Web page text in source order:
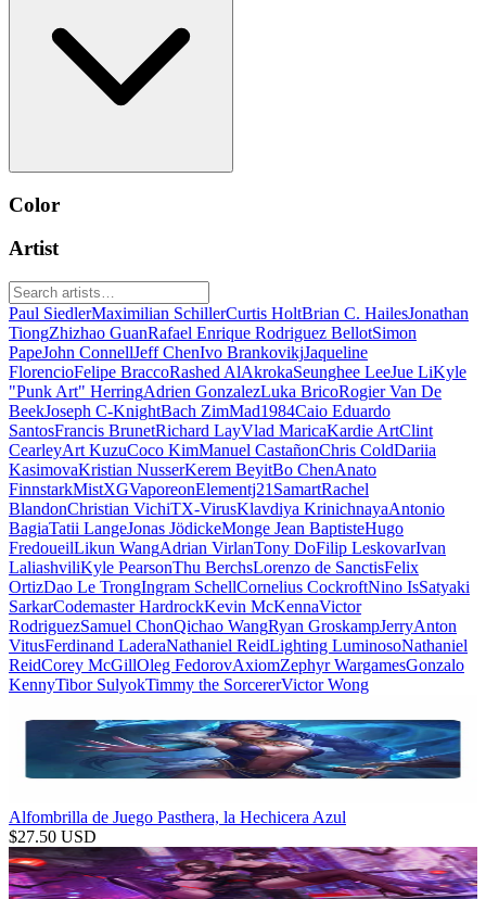
Color
Artist
Paul SiedlerMaximilian SchillerCurtis HoltBrian C. HailesJonathan
TiongZhizhao GuanRafael Enrique Rodriguez BellotSimon
PapeJohn ConnellJeff ChenIvo BrankovikjJaqueline
FlorencioFelipe BraccoRashed AlAkrokaSeunghee LeeJue LiKyle
"Punk Art" HerringAdrien GonzalezLuka BricoRogier Van De
BeekJoseph C-KnightBach ZimMad1984Caio Eduardo
SantosFrancis BrunetRichard LayVlad MaricaKardie ArtClint
CearleyArt KuzuCoco KimManuel CastañonChris ColdDariia
KasimovaKristian NusserKerem BeyitBo ChenAnato
FinnstarkMistXGVaporeonElementj21 SamartRachel
BlandonChristian VichiTX-VirusKlavdiya KrinichnayaAntonio
BagiaTatii LangeJonas JödickeMonge Jean BaptisteHugo
FredoueilLikun WangAdrian VirlanTony DoFilip LeskovarIvan
LaliashviliKyle PearsonThu BerchsLorenzo de SanctisFelix
OrtizDao Le TrongIngram SchellCornelius CockroftNino IsSatyaki
SarkarCodemaster HardrockKevin McKennaVictor
RodriguezSamuel ChonQichao WangRyan GroskampJerryAnton
VitusFerdinand LaderaNathaniel ReidLighting LuminosoNathaniel
ReidCorey McGillOleg FedorovAxiomZephyr WargamesGonzalo
KennyTibor SulyokTimmy the SorcererVictor Wong
Alfombrilla de Juego Pasthera, la Hechicera Azul
$27.50 USD